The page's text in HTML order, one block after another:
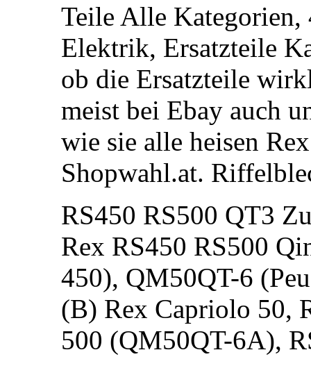
Teile Alle Kategorien,
Elektrik, Ersatzteile
ob die Ersatzteile
meist bei Ebay auch
wie sie alle heisen
Shopwahl.at.
RS450 RS500 QT3
Rex RS450 RS500
450), QM50QT-6
(B) Rex Capriolo 50,
500 (QM50QT-6A),